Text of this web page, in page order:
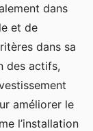
dans
et de
dans sa
des actifs,
améliorer le
l’installation